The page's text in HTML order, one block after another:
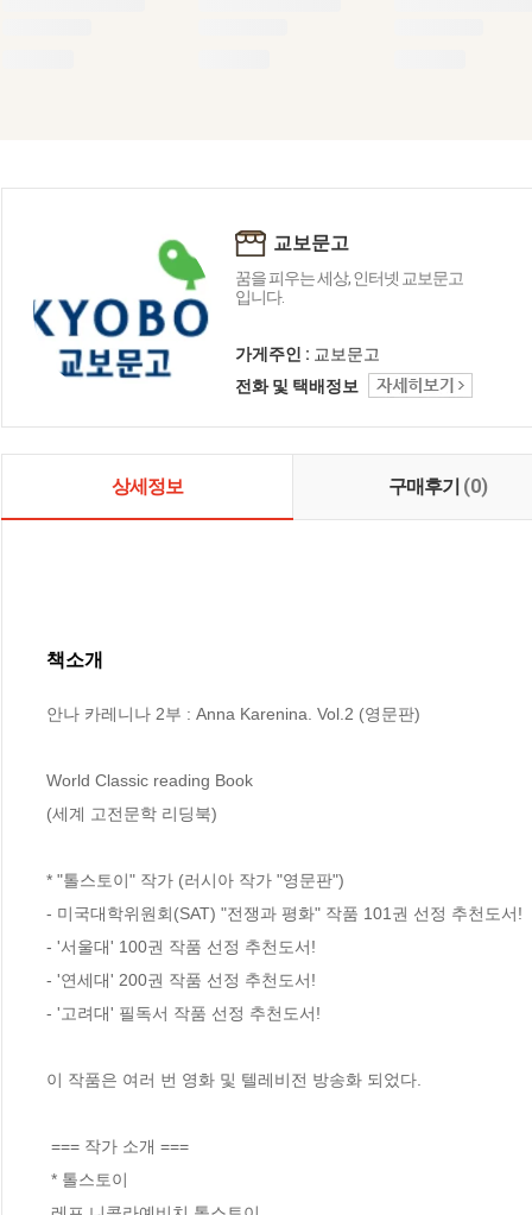
교보문고
꿈을 피우는 세상, 인터넷 교보문고
입니다.
가게주인 : 교보문고
전화 및 택배정보
상세정보 구매후기 (0)
책소개
안나 카레니나 2부 : Anna Karenina. Vol.2 (영문판)
World Classic reading Book
(세계 고전문학 리딩북)
* "톨스토이" 작가 (러시아 작가 "영문판")
- 미국대학위원회(SAT) "전쟁과 평화" 작품 101권 선정 추천도서!
- '서울대' 100권 작품 선정 추천도서!
- '연세대' 200권 작품 선정 추천도서!
- '고려대' 필독서 작품 선정 추천도서!
이 작품은 여러 번 영화 및 텔레비전 방송화 되었다.